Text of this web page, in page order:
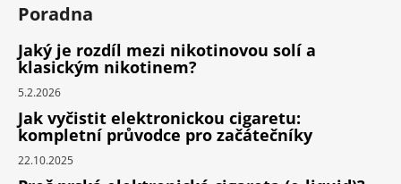
Poradna
Jaký je rozdíl mezi nikotinovou solí a
klasickým nikotinem?
5.2.2026
Jak vyčistit elektronickou cigaretu:
kompletní průvodce pro začátečníky
22.10.2025